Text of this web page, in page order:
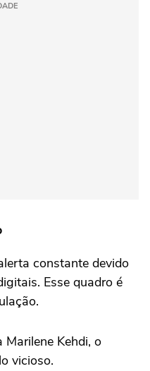
constante devido
Esse quadro é
Kehdi, o
vicioso.